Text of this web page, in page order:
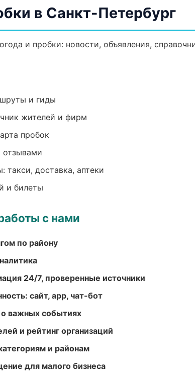
в Санкт-Петербург
и пробки: новости, объявления,
и гиды
жителей и фирм
пробок
отзывами
такси, доставка, аптеки
и билеты
с нами
по району
24/7, проверенные источники
сайт, app, чат-бот
важных событиях
и рейтинг организаций
и районам
для малого бизнеса